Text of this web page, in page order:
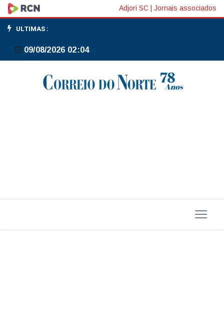
Alckmin:
eu
não
impacto
da
Adjori SC Jornais associados
ULTIMAS :
09/08/2026 02:04